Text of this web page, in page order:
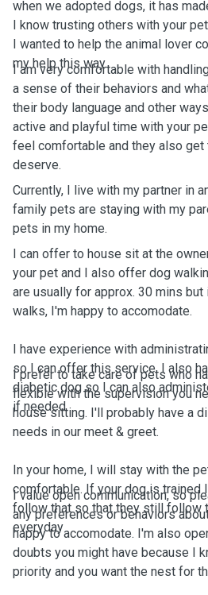
when we adopted dogs, it has
I know trusting others with your
I wanted to help the animal lover
my help this way.
I am very comfortable with
a sense of their behaviors and
their body language and other
active and playful time with your
feel comfortable and they also get
deserve.
Currently, I live with my partner in
family pets are staying with my
pets in my home.
I can offer to house sit at the
your pet and I also offer dog
are usually for approx. 30 mins
walks, I'm happy to accomodate.
I have experience with
so I can offer this service. I also
diabetic dog so I can also
if needed.
I prefer to take care of pets who
flexible with the supervision you
house sitting. I'll probably have a
needs in our meet & greet.
In your home, I will stay with the
comfortable. If your dog is trained I will try my best to
follow that so that they still follow
everyday
I value open communication, so
any preferences or behaviors
happy to accomodate. I'm also
doubts you might have because I
priority and you want the nest for